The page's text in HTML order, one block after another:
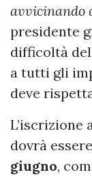
avvicinando
presidente
difficoltà
a tutti gli
deve
L’iscrizione
dovrà
giugno,